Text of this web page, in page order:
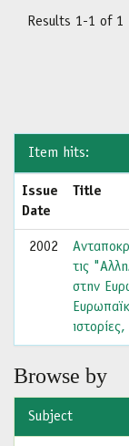
Results 1-1 of 1
Item hits:
Issue
Date
Title
2002
τις
στην
Browse by
Subject